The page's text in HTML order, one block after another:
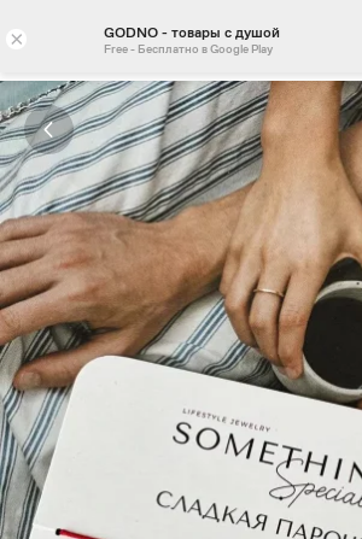
× GODNO - товары с душой
Free - Бесплатно в Google Play